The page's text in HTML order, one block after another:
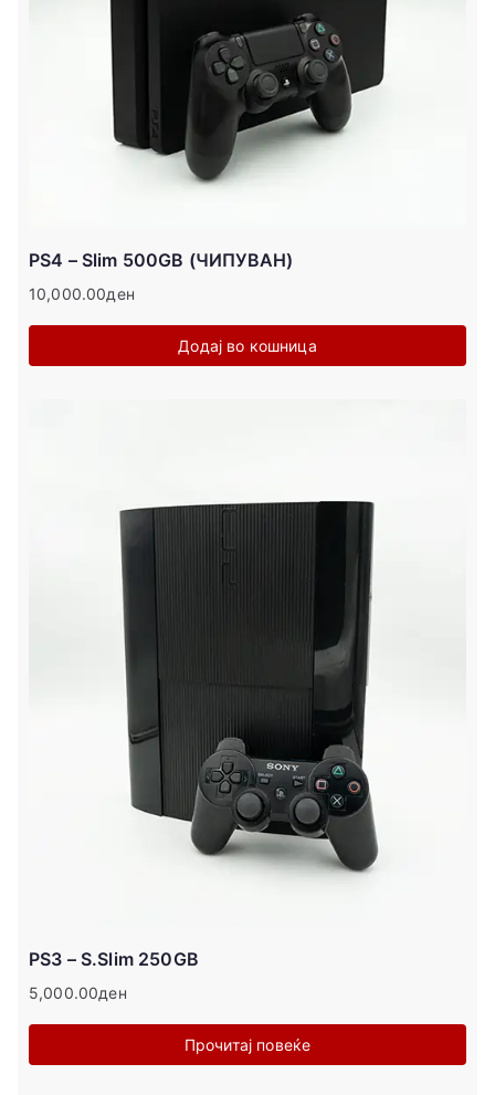
PS4 – Slim 500GB (ЧИПУВАН)
10,000.00ден
Додај во кошница
PS3 – S.Slim 250GB
5,000.00ден
Прочитај повеќе